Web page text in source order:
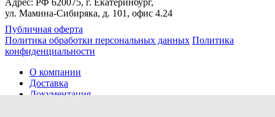
ул. Мамина-Сибиряка, д. 101, офис 4.24
Публичная оферта
Политика обработки персональных данных Политика
конфиденциальности
О компании
Доставка
Документация